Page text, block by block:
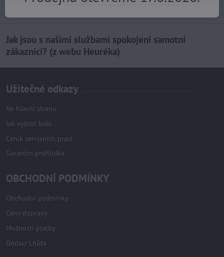
Jak jsou s našimi službami spokojeni samotní
zákazníci? (z webu Heuréka)
Užitečné odkazy
Na hlavní stranu
Jak vybrat kolo
Ceník servisních prací
Garanční prohlídka
OBCHODNÍ PODMÍNKY
Obchodní podmínky
Ceny dopravy
Možnosti platby
Dodací Lhůta